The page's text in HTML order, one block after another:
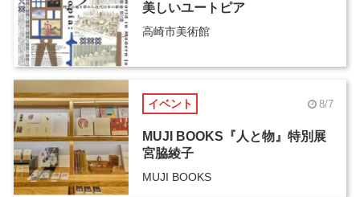
美しいユートピア
高崎市美術館
イベント 8/7
MUJI BOOKS『人と物』特別展
宮脇綾子
MUJI BOOKS